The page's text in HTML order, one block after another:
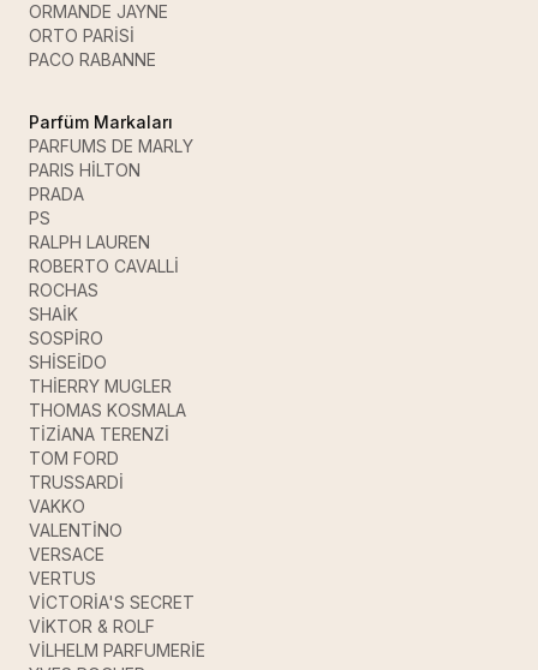
ORMANDE JAYNE
ORTO PARİSİ
PACO RABANNE
Parfüm Markaları
PARFUMS DE MARLY
PARIS HİLTON
PRADA
PS
RALPH LAUREN
ROBERTO CAVALLİ
ROCHAS
SHAİK
SOSPİRO
SHİSEİDO
THİERRY MUGLER
THOMAS KOSMALA
TİZİANA TERENZİ
TOM FORD
TRUSSARDİ
VAKKO
VALENTİNO
VERSACE
VERTUS
VİCTORİA'S SECRET
VİKTOR & ROLF
VİLHELM PARFUMERİE